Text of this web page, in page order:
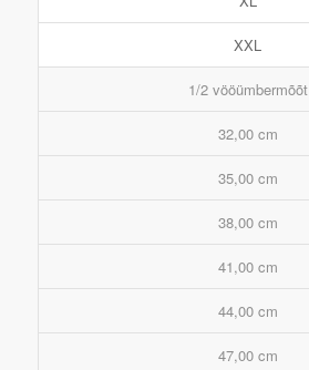
XXL
1/2 vööümbermõõt
32,00 cm
35,00 cm
38,00 cm
41,00 cm
44,00 cm
47,00 cm